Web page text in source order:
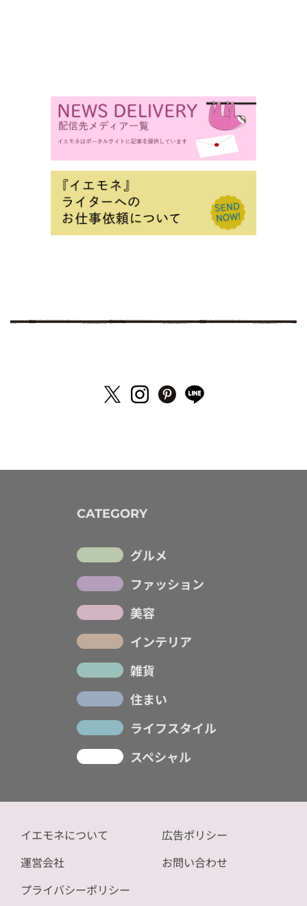
CATEGORY
グルメ
ファッション
美容
インテリア
雑貨
住まい
ライフスタイル
スペシャル
イエモネについて
運営会社
プライバシーポリシー
広告ポリシー
お問い合わせ